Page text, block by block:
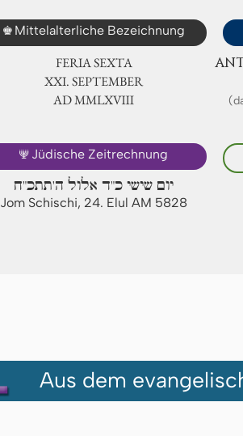
♚ Mittelalterliche Bezeichnung
FERIA SEXTA
ⅩⅪ. SEPTEMBER
AD ⅯⅯⅬⅩⅧ
🕎 Jüdische Zeitrechnung
יום שישי כ"ד אלול ה'תתכ"ח
Jom Schischi, 24. Elul AM 5828
Aus dem